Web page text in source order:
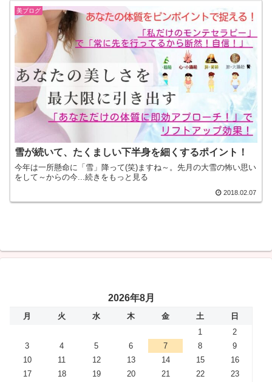
美ブログ
雪が続いて、たくましい下半身を細くするポイント！
今年は一所懸命に「雪」降って(笑)ますね～。先月の大雪の怖い思い
をして～からの今...続きをもっと見る
2018.02.07
2026年8月
月 火 水 木 金 土
日
1
2
3
4 5 6 7 8
9
10
11 12 13 14 15
16
17
18 19 20 21 22
23